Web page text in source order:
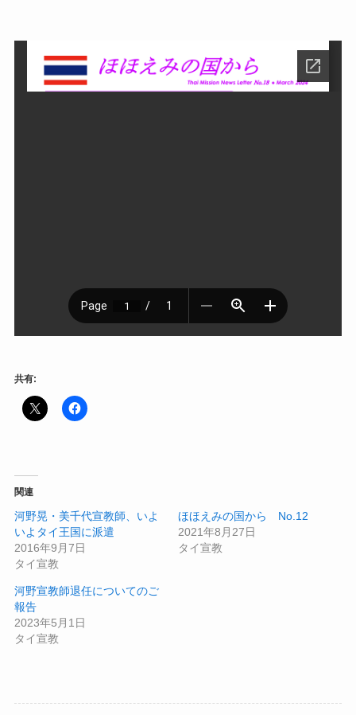
共有:
関連
河野晃・美千代宣教師、いよ
いよタイ王国に派遣
2016年9月7日
タイ宣教
ほほえみの国から No.12
2021年8月27日
タイ宣教
河野宣教師退任についてのご
報告
2023年5月1日
タイ宣教